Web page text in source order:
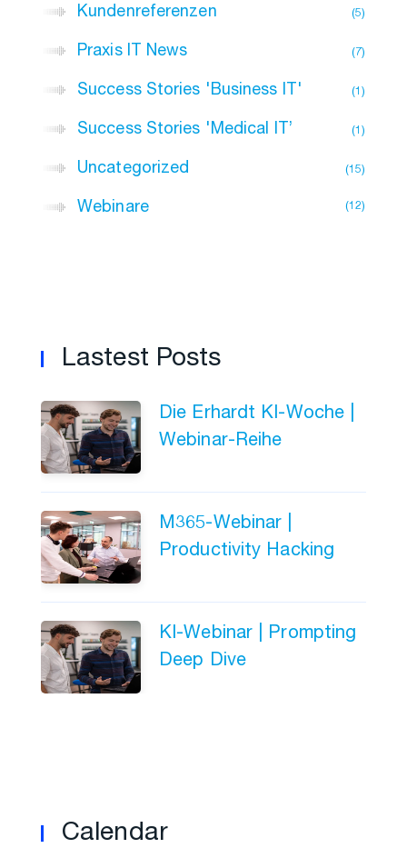
Kundenreferenzen 5
Praxis IT News 7
Success Stories 'Business IT' 1
Success Stories 'Medical IT’ 1
Uncategorized 15
Webinare 12
Lastest Posts
Die Erhardt KI-Woche |
Webinar-Reihe
M365-Webinar |
Productivity Hacking
KI-Webinar | Prompting
Deep Dive
Calendar